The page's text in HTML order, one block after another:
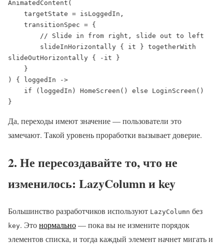
AnimatedContent(
slideOutHorizontally { -it }
) { loggedIn ->
}
Да, переходы имеют значение — пользователи это
замечают. Такой уровень проработки вызывает доверие.
2. Не пересоздавайте то, что не
изменилось: LazyColumn и key
Большинство разработчиков используют LazyColumn без
key. Этонормально— пока вы не измените порядок
элементов списка, и тогда каждый элемент начнет мигать и